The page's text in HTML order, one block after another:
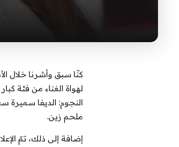
النجوم: الديفا سميرة
ملحم زين.